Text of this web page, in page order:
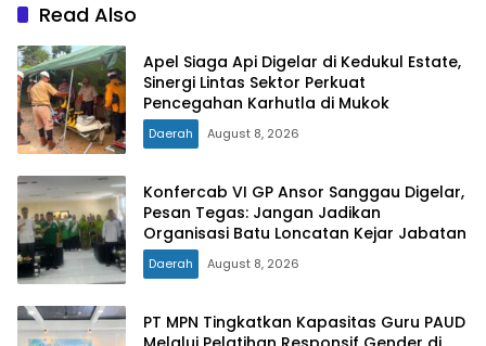
Read Also
Apel Siaga Api Digelar di Kedukul Estate,
Sinergi Lintas Sektor Perkuat
Pencegahan Karhutla di Mukok
Daerah August 8, 2026
Konfercab VI GP Ansor Sanggau Digelar,
Pesan Tegas: Jangan Jadikan
Organisasi Batu Loncatan Kejar Jabatan
Daerah August 8, 2026
PT MPN Tingkatkan Kapasitas Guru PAUD